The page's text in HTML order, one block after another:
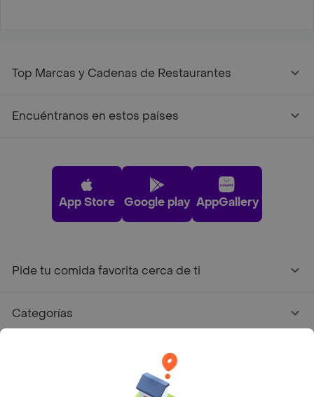
Top Marcas y Cadenas de Restaurantes
Encuéntranos en estos países
App Store Google play AppGallery
Pide tu comida favorita cerca de ti
Categorías